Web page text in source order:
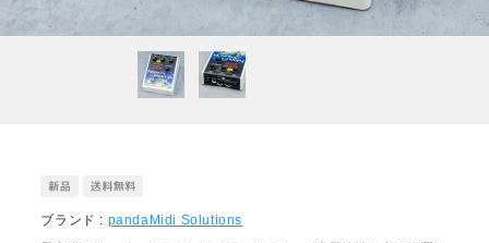
ブランド : pandaMidi Solutions